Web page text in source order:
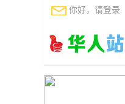
你好，请登录